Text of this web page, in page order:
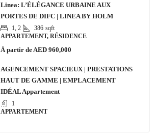
Linea: L’ÉLÉGANCE URBAINE AUX
PORTES DE DIFC | LINEA BY HOLM
1, 2 386 sqft
APPARTEMENT, RÉSIDENCE
À partir de AED 960,000
AGENCEMENT SPACIEUX | PRESTATIONS
HAUT DE GAMME | EMPLACEMENT
IDÉAL Appartement
1
APPARTEMENT